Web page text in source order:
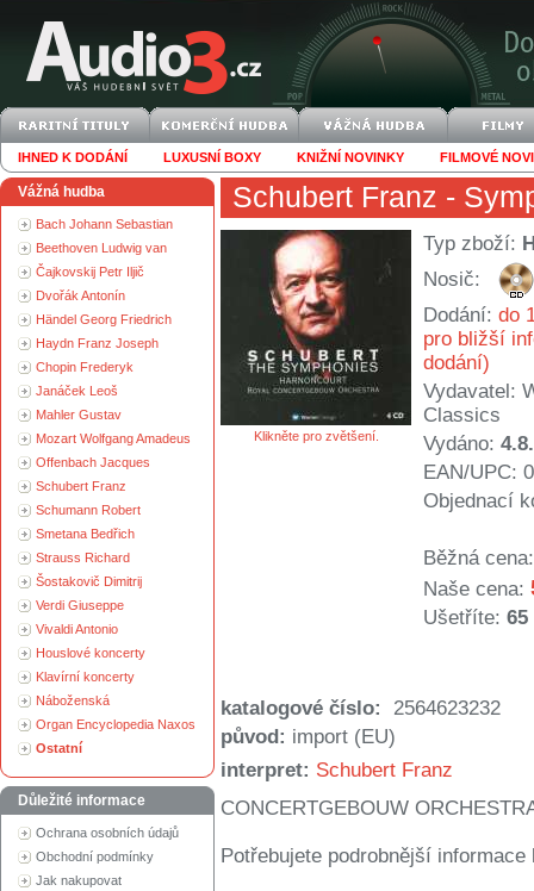
IHNED K DODÁNÍ LUXUSNÍ BOXY KNIŽNÍ NOVINKY FILMOVÉ
Vážná hudba
Bach Johann Sebastian
Beethoven Ludwig van
Čajkovskij Petr Iljič
Dvořák Antonín
Händel Georg Friedrich
Haydn Franz Joseph
Chopin Frederyk
Janáček Leoš
Mahler Gustav
Mozart Wolfgang Amadeus
Offenbach Jacques
Schubert Franz
Schumann Robert
Smetana Bedřich
Strauss Richard
Šostakovič Dimitrij
Verdi Giuseppe
Vivaldi Antonio
Houslové koncerty
Klavírní koncerty
Náboženská
Organ Encyclopedia Naxos
Ostatní
Důležité informace
Ochrana osobních údajů
Obchodní podmínky
Jak nakupovat
Schubert Franz -
Klikněte pro zvětšení.
Typ zboží:
Nosič:
Dodání: do
pro bližší
dodání)
Vydavatel:
Classics
Vydáno:
EAN/UPC:
Objednací
Běžná cena:
Naše cena:
Ušetříte: 65
katalogové číslo:
2564623232
původ: import (EU)
interpret: Schubert Franz
CONCERTGEBOUW
Potřebujete podrobnější